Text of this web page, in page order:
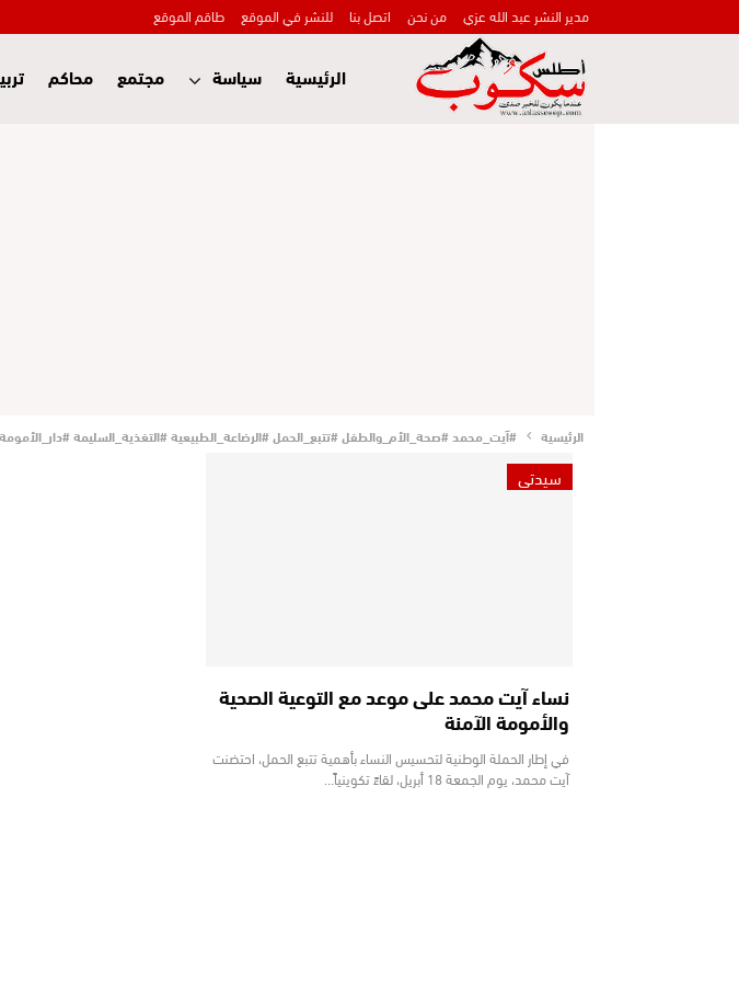
مدير النشر عبد الله عزي من نحن اتصل بنا للنشر في الموقع طاقم الموقع
الرئيسية سياسة مجتمع محاكم
الرئيسية #آيت_محمد #صحة_الأم_والطفل #تتبع_الحمل #الرضاعة_الطبيعية #التغذية_السليمة
سيدتي
نساء آيت محمد على موعد مع التوعية الصحية
والأمومة الآمنة
في إطار الحملة الوطنية لتحسيس النساء بأهمية تتبع الحمل، احتضنت
آيت محمد، يوم الجمعة 18 أبريل، لقاءً تكوينياً…